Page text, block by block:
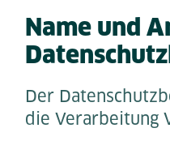
Name und
Der
die Verarbeitung